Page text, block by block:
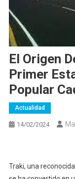
El Origen
Primer
Popular
Actualidad
14/02/2024
Traki, una